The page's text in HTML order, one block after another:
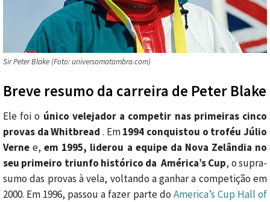
Sir Peter Blake (Foto: universomatambra.com)
Breve resumo da carreira de Peter Blake
Ele foi o único velejador a competir nas primeiras cinco
provas da Whitbread . Em1994 conquistou o troféu Júlio
Verne e,em 1995, liderou a equipe da Nova Zelândia no
seu primeiro triunfo histórico da América’s Cup, o supra-
sumo das provas à vela, voltando a ganhar a competição em
2000. Em 1996, passou a fazer parte do America’s Cup Hall of